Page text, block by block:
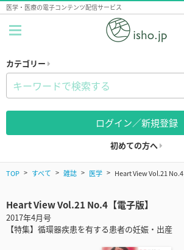
医学・医療の電子コンテンツ配信サービス
カテゴリー
ログイン／新規登録
初めての方へ
TOP すべて 雑誌 医学 Heart View Vol.21 No.4
Heart View Vol.21 No.4【電子版】
2017年4月号
【特集】循環器疾患を有する患者の妊娠・出産